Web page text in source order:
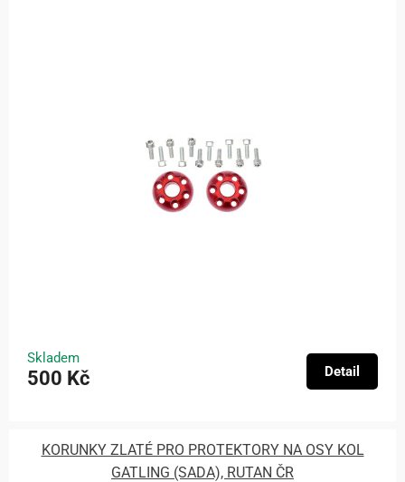
Skladem
500 Kč Detail
KORUNKY ZLATÉ PRO PROTEKTORY NA OSY KOL
GATLING (SADA), RUTAN ČR